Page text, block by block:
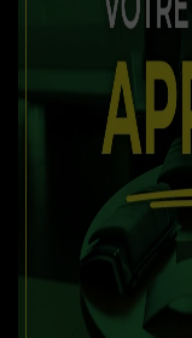
PASSAGERS :
NUMÉRO DE STOCK :
Vous recherchez
situation de crédit ?
meilleurs
marché, adaptés à
✅ FINANCEMENT
COMPTANT